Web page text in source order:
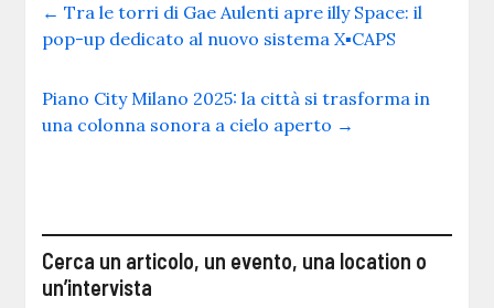
← Tra le torri di Gae Aulenti apre illy Space: il
pop-up dedicato al nuovo sistema X▪CAPS
Piano City Milano 2025: la città si trasforma in
una colonna sonora a cielo aperto →
Cerca un articolo, un evento, una location o
un’intervista